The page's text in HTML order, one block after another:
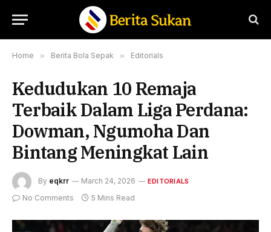
Home » Berita Bola Sepak » Editorials
Kedudukan 10 Remaja
Terbaik Dalam Liga Perdana:
Dowman, Ngumoha Dan
Bintang Meningkat Lain
By eqkrr March 24, 2026 EDITORIALS
No Comments 5 Mins Read